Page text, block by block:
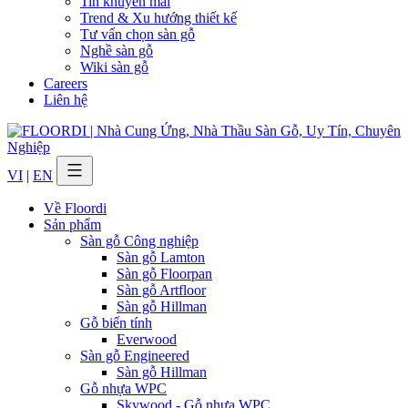
Trend & Xu hướng thiết kế
Tư vấn chọn sàn gỗ
Nghề sàn gỗ
Wiki sàn gỗ
Careers
Liên hệ
VI | EN
Về Floordi
Sản phẩm
Sàn gỗ Công nghiệp
Sàn gỗ Lamton
Sàn gỗ Floorpan
Sàn gỗ Artfloor
Sàn gỗ Hillman
Gỗ biến tính
Everwood
Sàn gỗ Engineered
Sàn gỗ Hillman
Gỗ nhựa WPC
Skywood - Gỗ nhựa WPC